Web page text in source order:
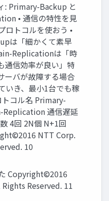
: Primary-Backup と
• 通信の特性を見
ロトコルを使おう •
は「細かくて素早
Replicationは「時
通信効率が良い」特
ーバが故障する場合
いき、最小1台でも稼
コル名 Primary-
Replication 通信遅延
4回 2N個 N+1回
NTT Corp.
10
Copyright©2016
Reserved. 11